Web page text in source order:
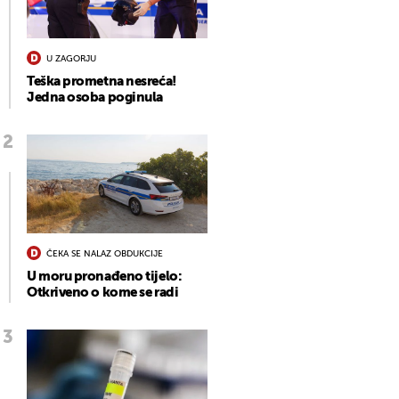
U ZAGORJU
Teška prometna nesreća!
Jedna osoba poginula
ČEKA SE NALAZ OBDUKCIJE
U moru pronađeno tijelo:
Otkriveno o kome se radi